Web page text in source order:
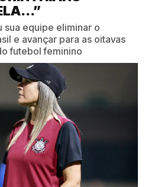
sua equipe eliminar o
e avançar para as oitavas
futebol feminino